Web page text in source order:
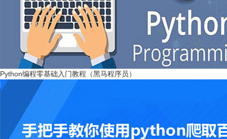
Python编程零基础入门教程（黑马程序员）